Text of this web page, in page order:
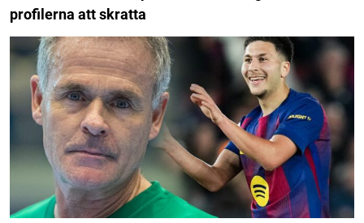
profilerna att skratta